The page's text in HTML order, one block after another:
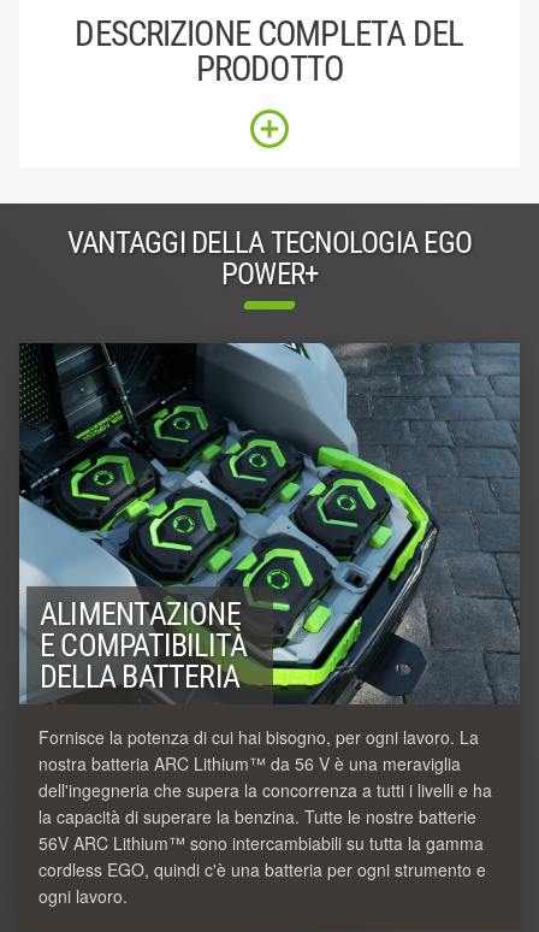
DESCRIZIONE COMPLETA DEL
PRODOTTO
VANTAGGI DELLA TECNOLOGIA EGO
POWER+
ALIMENTAZIONE
E COMPATIBILITÀ
DELLA BATTERIA
Fornisce la potenza di cui hai bisogno, per ogni lavoro. La
nostra batteria ARC Lithium™ da 56 V è una meraviglia
dell'ingegneria che supera la concorrenza a tutti i livelli e ha
la capacità di superare la benzina. Tutte le nostre batterie
56V ARC Lithium™ sono intercambiabili su tutta la gamma
cordless EGO, quindi c'è una batteria per ogni strumento e
ogni lavoro.